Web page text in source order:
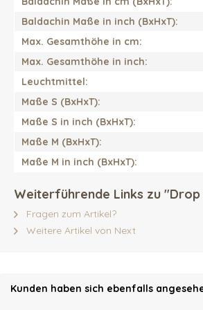
Baldachin Maße in inch (BxHxT):
Max. Gesamthöhe in cm:
Max. Gesamthöhe in inch:
Leuchtmittel:
Maße S (BxHxT):
Maße S in inch (BxHxT):
Maße M (BxHxT):
Maße M in inch (BxHxT):
Weiterführende Links zu
Fragen zum Artikel?
Weitere Artikel von Next
Kunden haben sich ebenfalls